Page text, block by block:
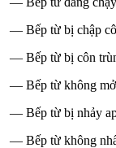
— Bếp từ bị chập
— Bếp từ bị côn
— Bếp từ không mở
— Bếp từ bị nhảy
— Bếp từ không